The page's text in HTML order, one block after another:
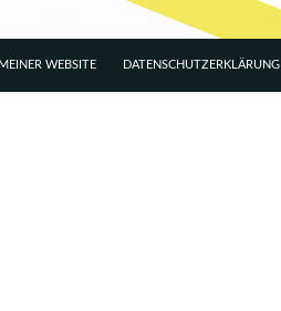
DATENSCHUTZERKLÄRUNG
WEBSITE